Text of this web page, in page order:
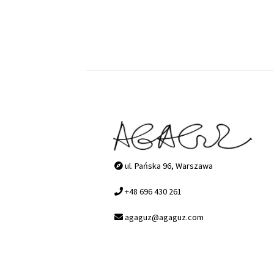
ul. Pańska 96, Warszawa
+48 696 430 261
agaguz@agaguz.com